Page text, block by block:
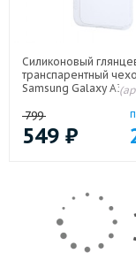
Силиконовый
транспарентный
Samsung Galaxy A34
799
549 ₽